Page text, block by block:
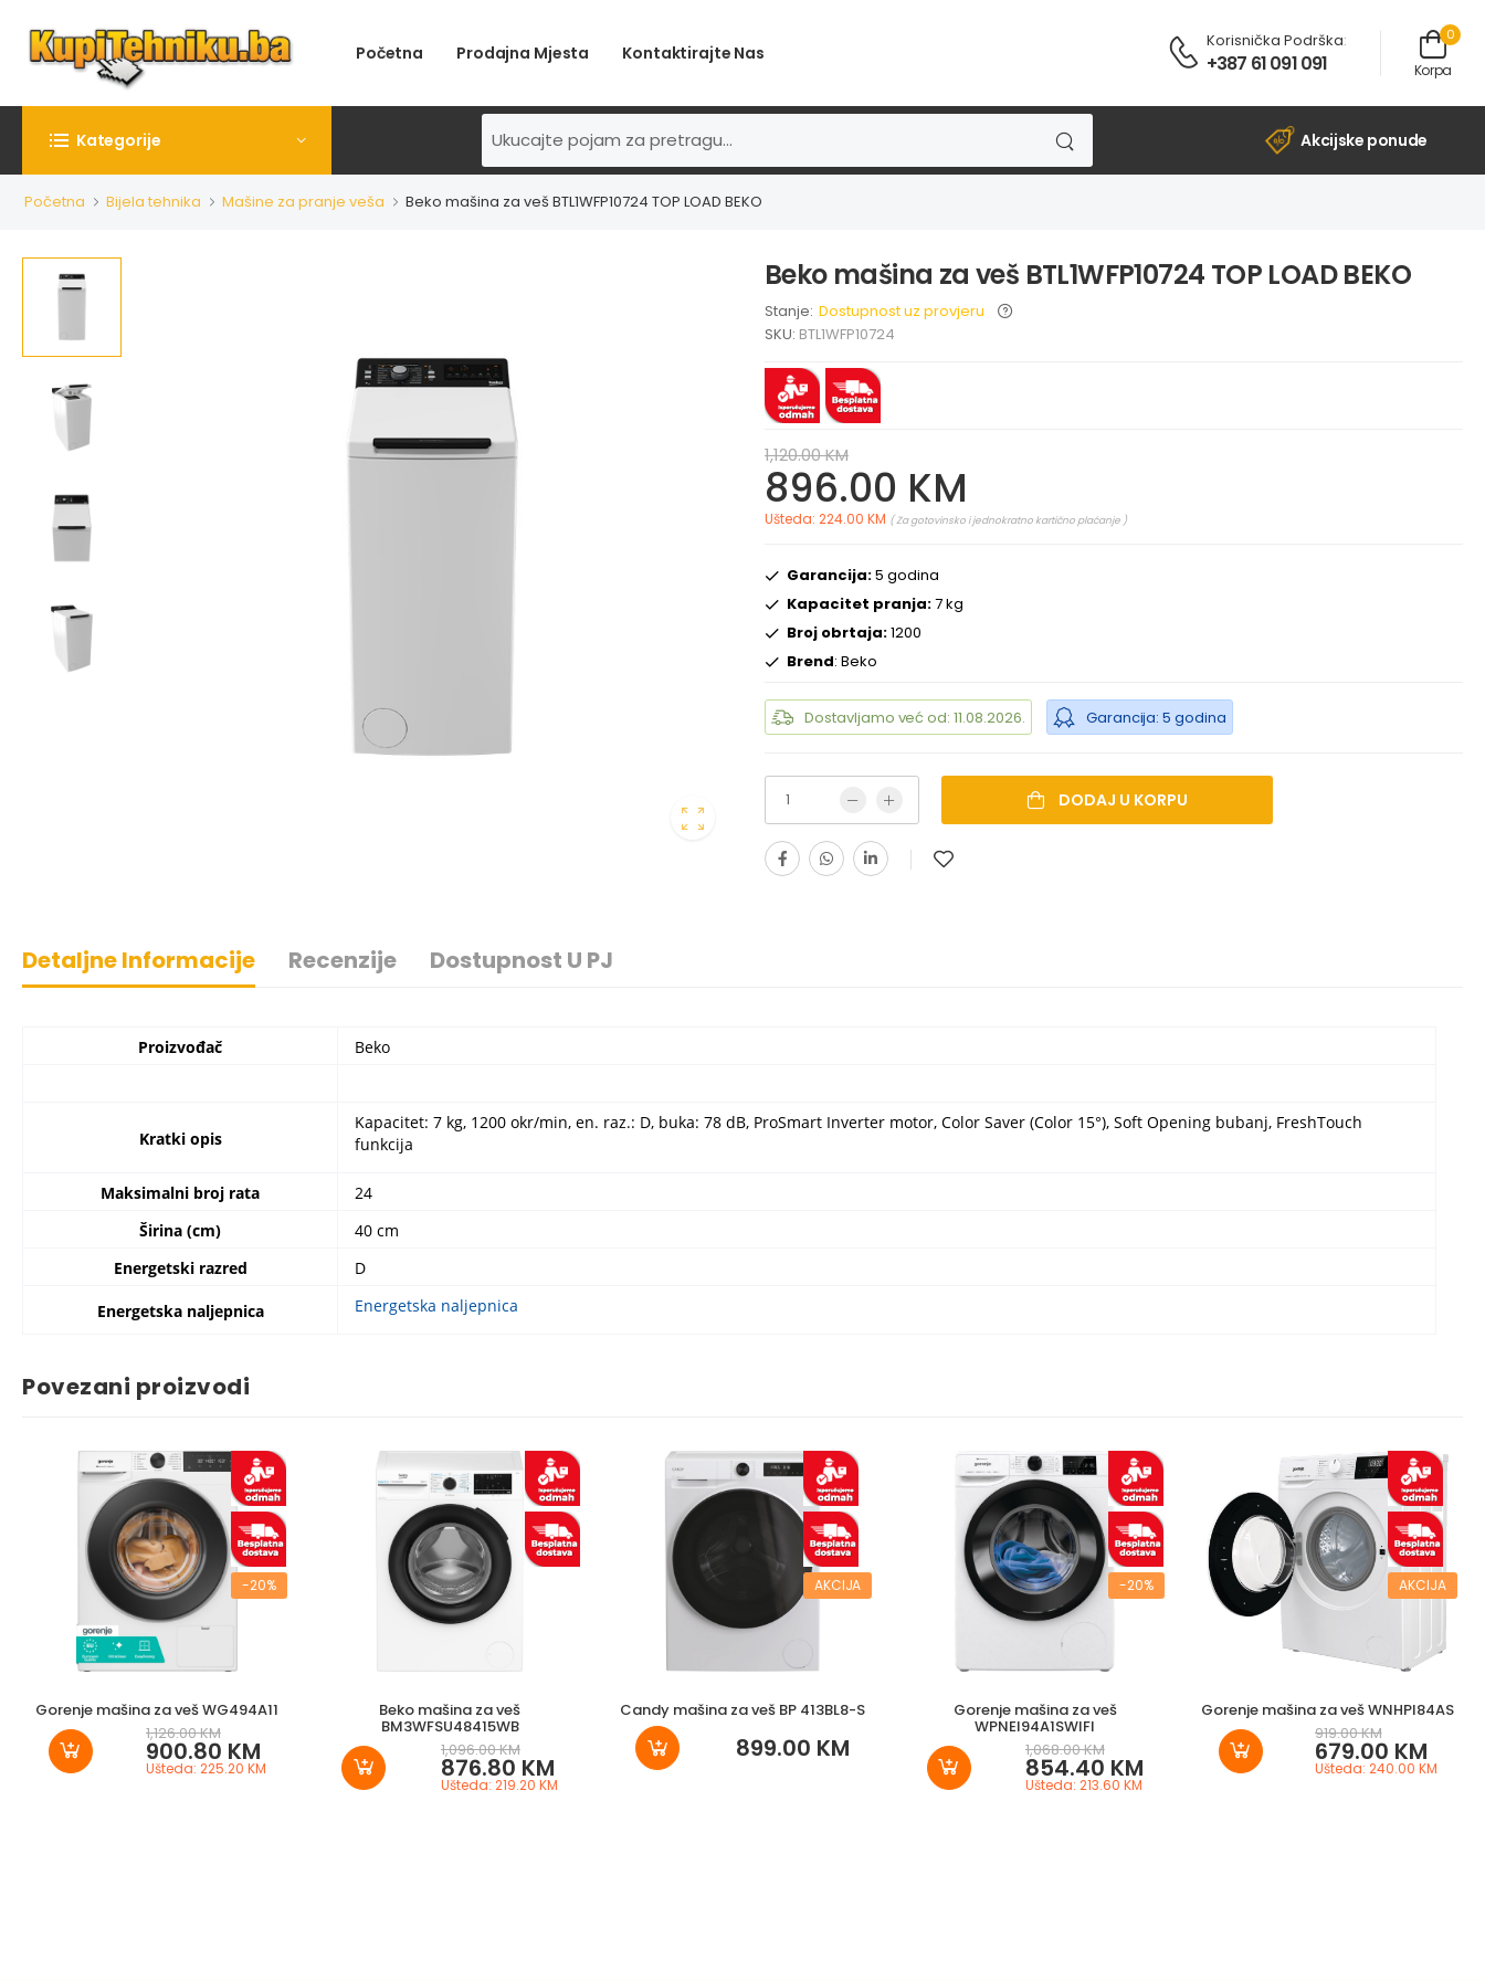
Početna Prodajna Mjesta Kontaktirajte Nas
Korisnička Podrška:
+387 61 091 091
0
Korpa
Kategorije Akcijske ponude
Početna Bijela tehnika Mašine za pranje veša Beko mašina za veš BTL1WFP10724 TOP LOAD BEKO
Beko mašina za veš BTL1WFP10724 TOP LOAD BEKO
Stanje: Dostupnost uz provjeru
SKU: BTL1WFP10724
1,120.00 KM
896.00 KM
Ušteda: 224.00 KM ( Za gotovinsko i jednokratno kartično plaćanje )
Garancija:5 godina
Kapacitet pranja:7 kg
Broj obrtaja:1200
Brend: Beko
Dostavljamo već od: 11.08.2026. Garancija: 5 godina
DODAJ U KORPU
Detaljne Informacije Recenzije Dostupnost U PJ
Proizvođač Beko
Kratki opis
Kapacitet: 7 kg, 1200 okr/min, en. raz.: D, buka: 78 dB, ProSmart Inverter motor, Color Saver (Color 15°), Soft Opening bubanj, FreshTouch
funkcija
Maksimalni broj rata
24
Širina (cm)
40 cm
Energetski razred
D
Energetska naljepnica Energetska naljepnica
Povezani proizvodi
-20%
Gorenje mašina za veš WG494A11
1,126.00 KM
900.80 KM
Ušteda: 225.20 KM
Beko mašina za veš
BM3WFSU48415WB
1,096.00 KM
876.80 KM
Ušteda: 219.20 KM
AKCIJA
Candy mašina za veš BP 413BL8-S
899.00 KM
-20%
Gorenje mašina za veš
WPNEI94A1SWIFI
1,068.00 KM
854.40 KM
Ušteda: 213.60 KM
AKCIJA
Gorenje mašina za veš WNHPI84AS
919.00 KM
679.00 KM
Ušteda: 240.00 KM